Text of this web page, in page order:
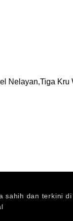
Nelayan,tiga
sahih dan terkini